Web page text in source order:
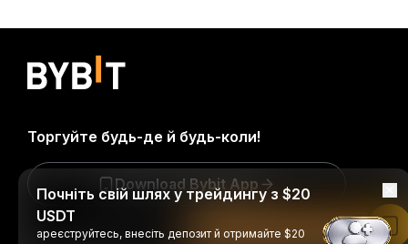
Торгуйте будь-де й будь-коли!
Download Bybit App
Почніть свій шлях у трейдингу з $20
USDT
ареєструйтесь, внесіть депозит й отримайте $20
Читати в застосунку Bybit